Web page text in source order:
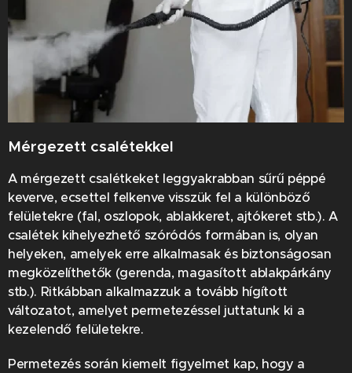
Mérgezett csalétekkel
A mérgezett csalétkeket leggyakrabban sűrű péppé
keverve, ecsettel felkenve visszük fel a különböző
felületekre (fal, oszlopok, ablakkeret, ajtókeret stb.). A
csalétek kihelyezhető szóródós formában is, olyan
helyeken, amelyek erre alkalmasak és biztonságosan
megközelíthetők (gerenda, magasított ablakpárkány
stb.). Ritkábban alkalmazzuk a tovább hígított
változatot, amelyet permetezéssel juttatunk ki a
kezelendő felületekre.
Permetezés során kiemelt figyelmet kap, hogy a